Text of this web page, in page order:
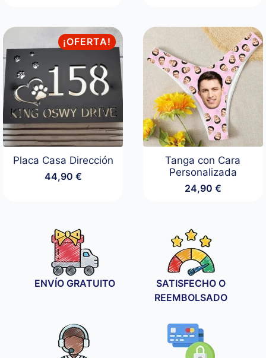
24,90 €
hasta
89,90 €
¡OFERTA!
Placa Casa Dirección
44,90 €
Tanga con Cara
Personalizada
24,90 €
ENVÍO GRATUITO
SATISFECHO O
REEMBOLSADO